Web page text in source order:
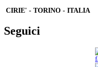
CIRIE' - TORINO - ITALIA
Seguici